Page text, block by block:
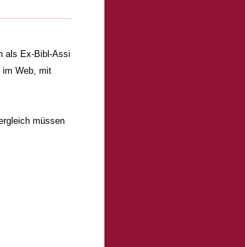
als Ex-Bibl-Assi
im Web, mit
müssen